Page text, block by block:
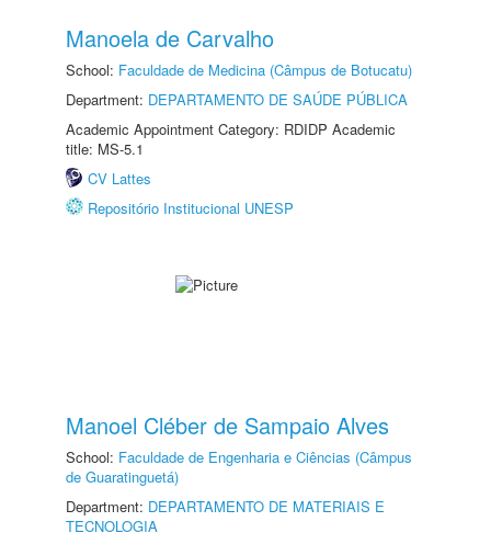
Manoela de Carvalho
School: Faculdade de Medicina (Câmpus de Botucatu)
Department: DEPARTAMENTO DE SAÚDE PÚBLICA
Academic Appointment Category: RDIDP Academic
title: MS-5.1
CV Lattes
Repositório Institucional UNESP
Manoel Cléber de Sampaio Alves
School: Faculdade de Engenharia e Ciências (Câmpus
de Guaratinguetá)
Department: DEPARTAMENTO DE MATERIAIS E
TECNOLOGIA